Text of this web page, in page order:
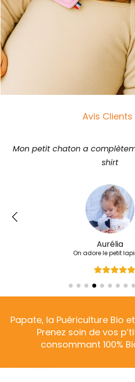
Avis Clients
Mon petit chaton a
shirt
Aurélia
On adore le petit
Papate, la Puériculture Bio
Prenez soin de vos
consommant 100%